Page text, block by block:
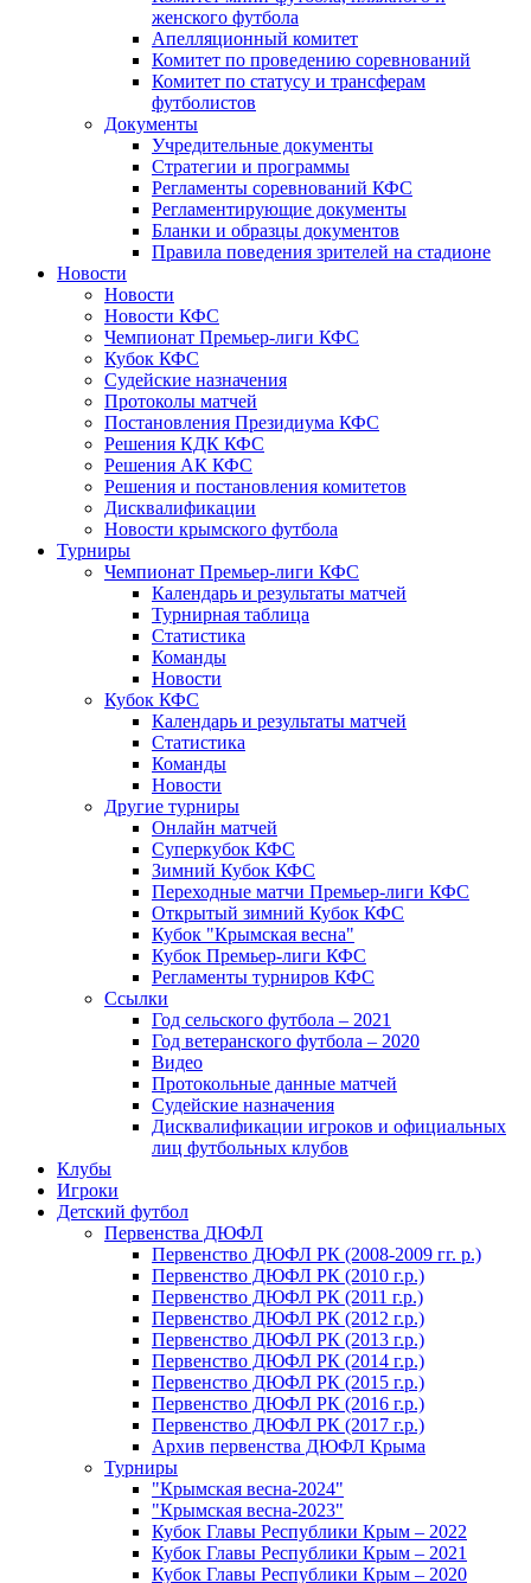
женского футбола
Апелляционный комитет
Комитет по проведению соревнований
Комитет по статусу и трансферам
футболистов
Документы
Учредительные документы
Стратегии и программы
Регламенты соревнований КФС
Регламентирующие документы
Бланки и образцы документов
Правила поведения зрителей на стадионе
Новости
Новости
Новости КФС
Чемпионат Премьер-лиги КФС
Кубок КФС
Судейские назначения
Протоколы матчей
Постановления Президиума КФС
Решения КДК КФС
Решения АК КФС
Решения и постановления комитетов
Дисквалификации
Новости крымского футбола
Турниры
Чемпионат Премьер-лиги КФС
Календарь и результаты матчей
Турнирная таблица
Статистика
Команды
Новости
Кубок КФС
Календарь и результаты матчей
Статистика
Команды
Новости
Другие турниры
Онлайн матчей
Суперкубок КФС
Зимний Кубок КФС
Переходные матчи Премьер-лиги КФС
Открытый зимний Кубок КФС
Кубок "Крымская весна"
Кубок Премьер-лиги КФС
Регламенты турниров КФС
Ссылки
Год сельского футбола – 2021
Год ветеранского футбола – 2020
Видео
Протокольные данные матчей
Судейские назначения
Дисквалификации игроков и официальных
лиц футбольных клубов
Клубы
Игроки
Детский футбол
Первенства ДЮФЛ
Первенство ДЮФЛ РК (2008-2009 гг. р.)
Первенство ДЮФЛ РК (2010 г.р.)
Первенство ДЮФЛ РК (2011 г.р.)
Первенство ДЮФЛ РК (2012 г.р.)
Первенство ДЮФЛ РК (2013 г.р.)
Первенство ДЮФЛ РК (2014 г.р.)
Первенство ДЮФЛ РК (2015 г.р.)
Первенство ДЮФЛ РК (2016 г.р.)
Первенство ДЮФЛ РК (2017 г.р.)
Архив первенства ДЮФЛ Крыма
Турниры
"Крымская весна-2024"
"Крымская весна-2023"
Кубок Главы Республики Крым – 2022
Кубок Главы Республики Крым – 2021
Кубок Главы Республики Крым – 2020